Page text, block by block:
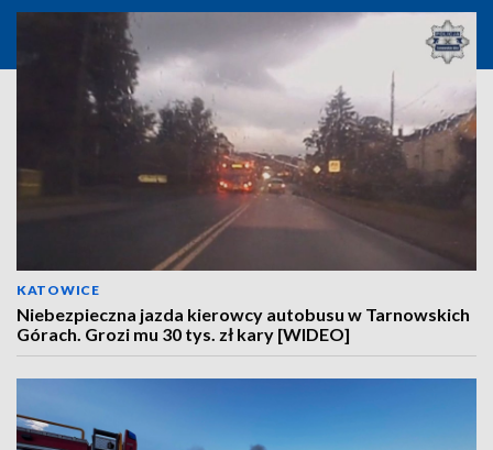
KATOWICE
Niebezpieczna jazda kierowcy autobusu w Tarnowskich
Górach. Grozi mu 30 tys. zł kary [WIDEO]